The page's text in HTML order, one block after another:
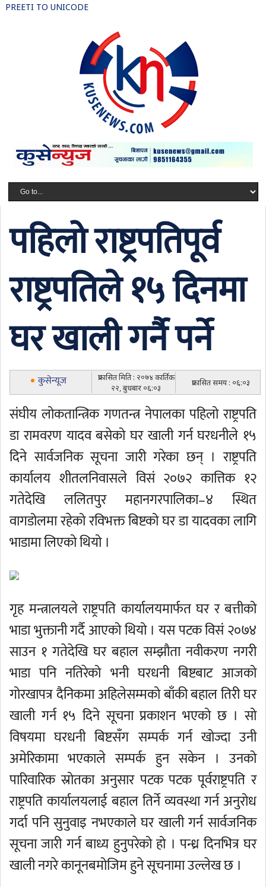
PREETI TO UNICODE
पहिलो राष्ट्रपतिपूर्व
राष्ट्रपतिले १५ दिनमा
घर खाली गर्नै पर्ने
कुसेन्यूज
प्रकासित मिति : २०७४ कार्तिक
२२, बुधबार ०६:०३
प्रकासित समय : ०६:०३
संघीय लोकतान्त्रिक गणतन्त्र नेपालका पहिलो राष्ट्रपति
डा रामवरण यादव बसेको घर खाली गर्न घरधनीले १५
दिने सार्वजनिक सूचना जारी गरेका छन् । राष्ट्रपति
कार्यालय शीतलनिवासले विसं २०७२ कात्तिक १२
गतेदेखि ललितपुर महानगरपालिका–४ स्थित
वागडोलमा रहेको रविभक्त बिष्टको घर डा यादवका लागि
भाडामा लिएको थियो ।
गृह मन्त्रालयले राष्ट्रपति कार्यालयमार्फत घर र बत्तीको
भाडा भुक्तानी गर्दै आएको थियो । यस पटक विसं २०७४
साउन १ गतेदेखि घर बहाल सम्झौता नवीकरण नगरी
भाडा पनि नतिरेको भनी घरधनी बिष्टबाट आजको
गोरखापत्र दैनिकमा अहिलेसम्मको बाँकी बहाल तिरी घर
खाली गर्न १५ दिने सूचना प्रकाशन भएको छ । सो
विषयमा घरधनी बिष्टसँग सम्पर्क गर्न खोज्दा उनी
अमेरिकामा भएकाले सम्पर्क हुन सकेन । उनको
पारिवारिक स्रोतका अनुसार पटक पटक पूर्वराष्ट्रपति र
राष्ट्रपति कार्यालयलाई बहाल तिर्ने व्यवस्था गर्न अनुरोध
गर्दा पनि सुनुवाइ नभएकाले घर खाली गर्न सार्वजनिक
सूचना जारी गर्न बाध्य हुनुपरेको हो । पन्ध्र दिनभित्र घर
खाली नगरे कानूनबमोजिम हुने सूचनामा उल्लेख छ ।